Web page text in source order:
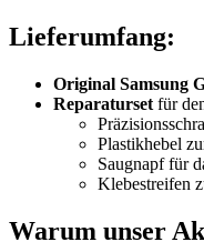
Lieferumfang:
Original Samsung
Reparaturset für
Plastikhebel
Saugnapf für
Klebestreifen
Warum unser